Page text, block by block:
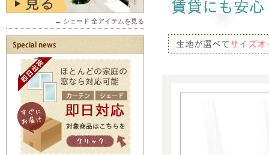
→ シェード 全アイテムを見る